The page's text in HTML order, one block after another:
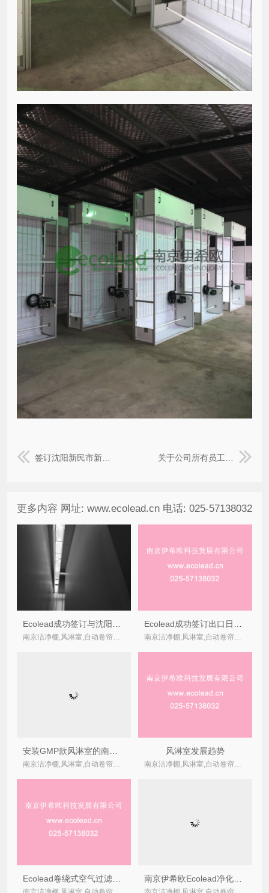
签订沈阳新民市新民吉康污水处理厂自动卷帘过滤器合同 关于公司所有员工参于公司官网推广的通知
更多内容 网址: www.ecolead.cn 电话: 025-57138032
南京洁净棚,风淋室,自动卷帘式,卷绕式空气过滤器厂家
风淋室发展趋势
南京洁净棚,风淋室,自动卷帘式,卷绕式空气过滤器厂家